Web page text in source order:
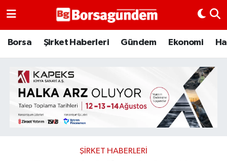
Borsa Şirket Haberleri Gündem Ekonomi
ŞIRKET HABERLERI
Borsa
Emtia
Galeri